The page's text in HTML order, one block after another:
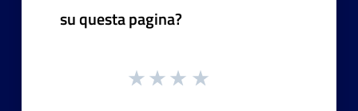
su questa pagina?